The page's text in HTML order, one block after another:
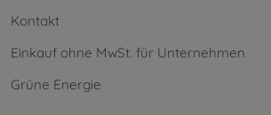
Kontakt
Einkauf ohne MwSt. für Unternehmen
Grüne Energie